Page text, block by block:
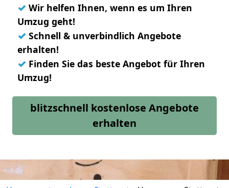
✓ Wir helfen Ihnen, wenn es um Ihren
Umzug geht!
✓ Schnell & unverbindlich Angebote
erhalten!
✓ Finden Sie das beste Angebot für Ihren
Umzug!
blitzschnell kostenlose Angebote
erhalten